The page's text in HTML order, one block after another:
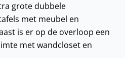
grote dubbele
met meubel en
is er op de overloop een
met wandcloset en